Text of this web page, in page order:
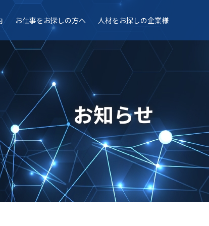
お仕事をお探しの方へ 人材をお探しの企業様
お知らせ